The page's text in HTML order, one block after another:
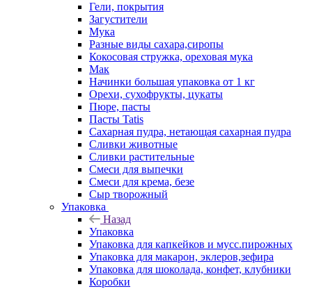
Гели, покрытия
Загустители
Мука
Разные виды сахара,сиропы
Кокосовая стружка, ореховая мука
Мак
Начинки большая упаковка от 1 кг
Орехи, сухофрукты, цукаты
Пюре, пасты
Пасты Tatis
Сахарная пудра, нетающая сахарная пудра
Сливки животные
Сливки растительные
Смеси для выпечки
Смеси для крема, безе
Сыр творожный
Упаковка
Назад
Упаковка
Упаковка для капкейков и мусс.пирожных
Упаковка для макарон, эклеров,зефира
Упаковка для шоколада, конфет, клубники
Коробки